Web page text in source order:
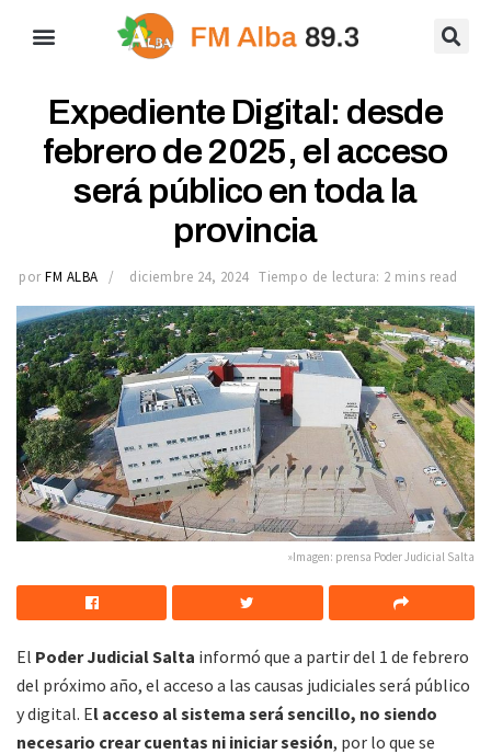
Expediente Digital: desde
febrero de 2025, el acceso
será público en toda la
provincia
por FM ALBA diciembre 24, 2024 Tiempo de lectura: 2 mins read
»Imagen: prensa Poder Judicial Salta
El Poder Judicial Salta informó que a partir del 1 de febrero
del próximo año, el acceso a las causas judiciales será público
y digital. El acceso al sistema será sencillo, no siendo
necesario crear cuentas ni iniciar sesión, por lo que se